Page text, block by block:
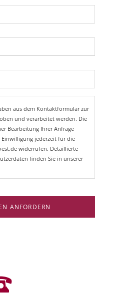
aus dem Kontaktformular zur
und verarbeitet werden. Die
Bearbeitung Ihrer Anfrage
jederzeit für die
widerrufen. Detaillierte
finden Sie in unserer
ANFORDERN